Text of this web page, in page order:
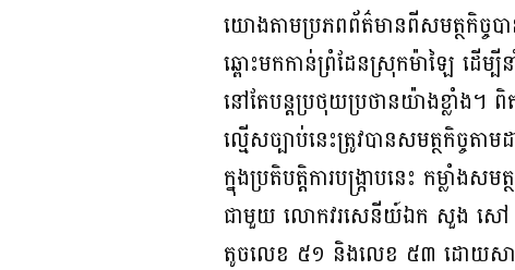
យោងតាមប្រភពព័ត៌មានពីសមត្ថកិច្ច
ឆ្ពោះមកកាន់ព្រំដែនស្រុកម៉ាឡៃ ដើ
នៅតែបន្តប្រថុយប្រថានយ៉ាងខ្លាំង។
ល្មើសច្បាប់នេះត្រូវបានសមត្ថកិច្ច
ក្នុងប្រតិបត្តិការបង្ក្រាបនេះ កម្
ជាមួយ លោកវរសេនីយ៍ឯក សួង សៅ មេ
តូចលេខ ៥១ និងលេខ ៥៣ ដោយសារតែ